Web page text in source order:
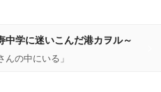
学に迷いこんだ港カヲル～
んの中にいる」